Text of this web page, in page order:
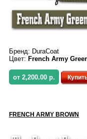
Бренд: DuraCoat
Цвет: French Army
от 2,200.00 р.
FRENCH ARMY BROWN